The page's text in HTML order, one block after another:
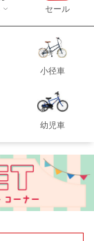
小径車
幼児車
セール